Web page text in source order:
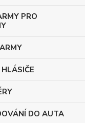
PRO
DO AUTA